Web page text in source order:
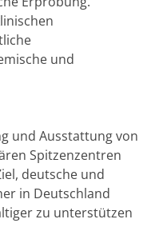
und
und Ausstattung von
Spitzenzentren
deutsche und
in Deutschland
zu unterstützen